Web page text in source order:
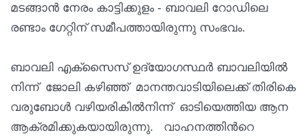
മടങ്ങാന്‍ നേരം കാട്ടിക്കുളം - ബാവലി റോഡിലെ
രണ്ടാം ഗേറ്റിന് സമീപത്തായിരുന്നു സംഭവം.
ബാവലി എക്സൈസ് ഉദ്യോഗസ്ഥര്‍ ബാവലിയില്‍
നിന്ന് ജോലി കഴിഞ്ഞ് മാനന്തവാടിയിലെക്ക് തിരികെ
വരുബോള്‍ വഴിയരികില്‍നിന്ന് ഓടിയെത്തിയ ആന
ആക്രമിക്കുകയായിരുന്നു. വാഹനത്തിന്‍റെ